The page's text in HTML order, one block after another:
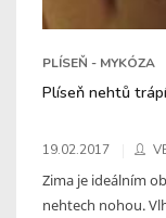
PLÍSEŇ - MYKÓZA
Plíseň nehtů
19.02.2017
Zima je ideálním
nehtech nohou.